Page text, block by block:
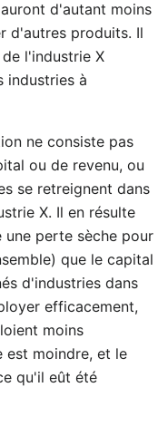
d'autant moins
d'autres produits. Il
l'industrie X
industries à
ne consiste pas
ou de revenu, ou
se retreignent dans
X. Il en résulte
perte sèche pour
que le capital
d'industries dans
efficacement,
moins
est moindre, et le
qu'il eût été